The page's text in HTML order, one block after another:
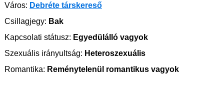
Város: Debréte társkereső
Csillagjegy: Bak
Kapcsolati státusz: Egyedülálló vagyok
Szexuális irányultság: Heteroszexuális
Romantika: Reménytelenül romantikus vagyok